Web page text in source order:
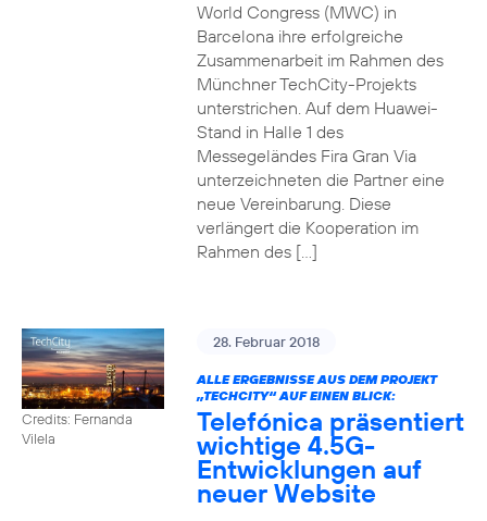
World Congress (MWC) in
Barcelona ihre erfolgreiche
Zusammenarbeit im Rahmen des
Münchner TechCity-Projekts
unterstrichen. Auf dem Huawei-
Stand in Halle 1 des
Messegeländes Fira Gran Via
unterzeichneten die Partner eine
neue Vereinbarung. Diese
verlängert die Kooperation im
Rahmen des […]
Credits: Fernanda
Vilela
28. Februar 2018
ALLE ERGEBNISSE AUS DEM PROJEKT
„TECHCITY“ AUF EINEN BLICK:
Telefónica präsentiert
wichtige 4.5G-
Entwicklungen auf
neuer Website